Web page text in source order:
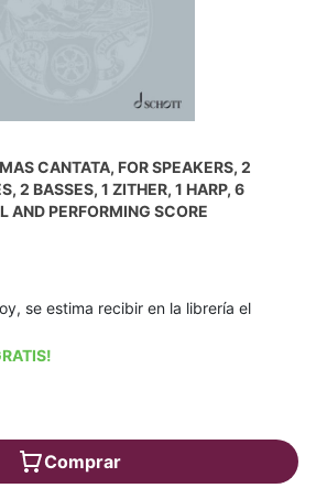
CANTATA, FOR SPEAKERS, 2
2 BASSES, 1 ZITHER, 1 HARP, 6
AND PERFORMING SCORE
se estima recibir en la librería el
Comprar